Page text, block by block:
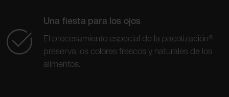
Una fiesta para los ojos
El procesamiento especial de la pacotización®
preserva los colores frescos y naturales de los
alimentos.